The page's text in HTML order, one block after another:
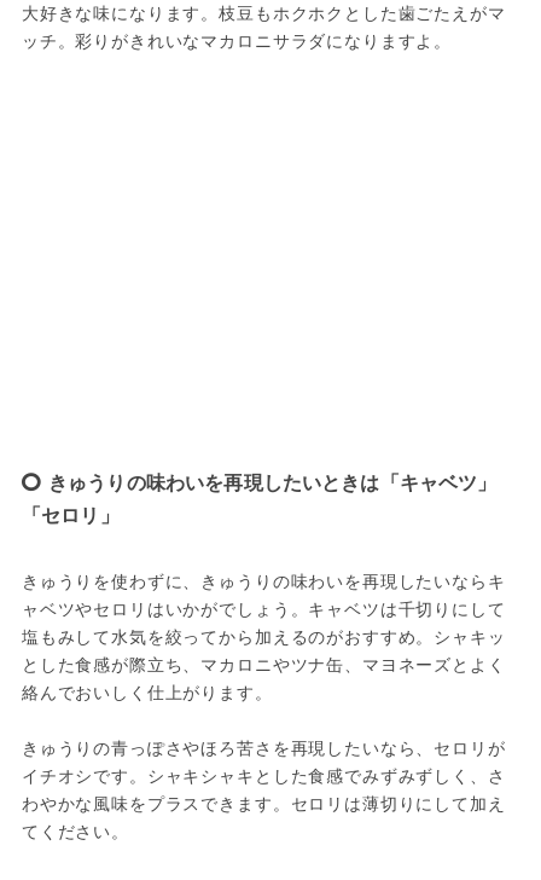
大好きな味になります。枝豆もホクホクとした歯ごたえがマ
ッチ。彩りがきれいなマカロニサラダになりますよ。
きゅうりの味わいを再現したいときは「キャベツ」
「セロリ」
きゅうりを使わずに、きゅうりの味わいを再現したいならキ
ャベツやセロリはいかがでしょう。キャベツは千切りにして
塩もみして水気を絞ってから加えるのがおすすめ。シャキッ
とした食感が際立ち、マカロニやツナ缶、マヨネーズとよく
絡んでおいしく仕上がります。
きゅうりの青っぽさやほろ苦さを再現したいなら、セロリが
イチオシです。シャキシャキとした食感でみずみずしく、さ
わやかな風味をプラスできます。セロリは薄切りにして加え
てください。